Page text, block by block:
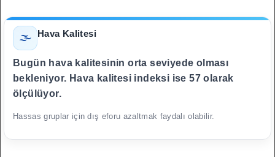
🌫️ Hava Kalitesi
Bugün hava kalitesinin orta seviyede olması
bekleniyor. Hava kalitesi indeksi ise 57 olarak
ölçülüyor.
Hassas gruplar için dış eforu azaltmak faydalı olabilir.